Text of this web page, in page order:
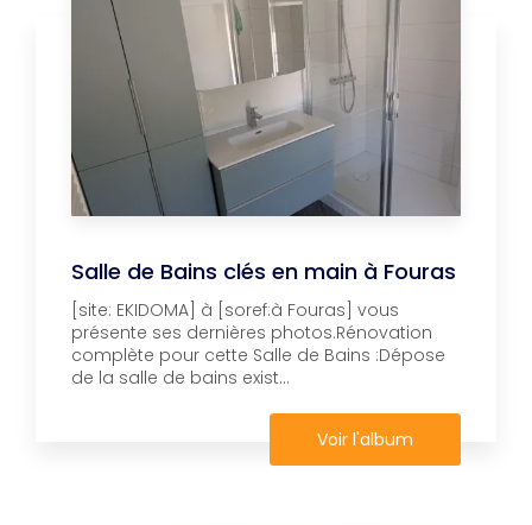
Salle de Bains clés en main à Fouras
[site: EKIDOMA] à [soref:à Fouras] vous
présente ses dernières photos.Rénovation
complète pour cette Salle de Bains :Dépose
de la salle de bains exist...
Voir l'album